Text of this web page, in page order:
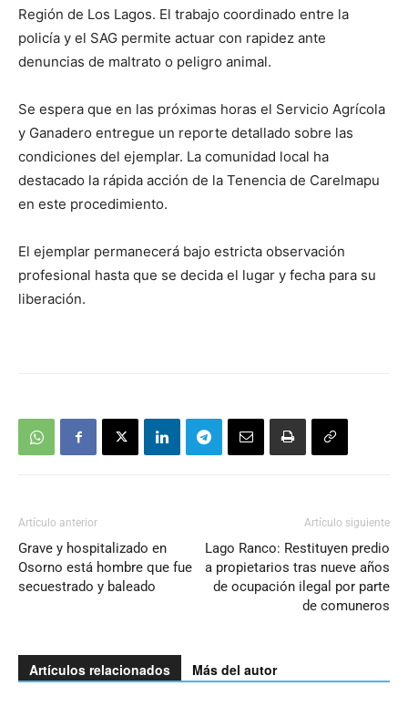
Región de Los Lagos. El trabajo coordinado entre la
policía y el SAG permite actuar con rapidez ante
denuncias de maltrato o peligro animal.
Se espera que en las próximas horas el Servicio Agrícola
y Ganadero entregue un reporte detallado sobre las
condiciones del ejemplar. La comunidad local ha
destacado la rápida acción de la Tenencia de Carelmapu
en este procedimiento.
El ejemplar permanecerá bajo estricta observación
profesional hasta que se decida el lugar y fecha para su
liberación.
Artículo anterior
Grave y hospitalizado en
Osorno está hombre que fue
secuestrado y baleado
Artículo siguiente
Lago Ranco: Restituyen predio
a propietarios tras nueve años
de ocupación ilegal por parte
de comuneros
Artículos relacionados Más del autor